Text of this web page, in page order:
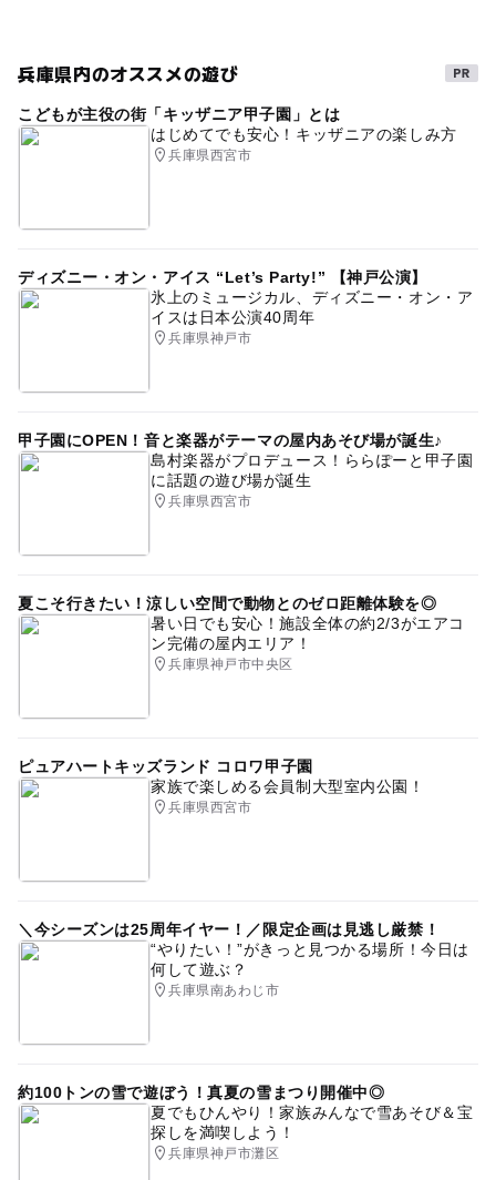
兵庫県内のオススメの遊び
こどもが主役の街「キッザニア甲子園」とは
はじめてでも安心！キッザニアの楽しみ方
兵庫県西宮市
ディズニー・オン・アイス “Let’s Party!” 【神戸公演】
氷上のミュージカル、ディズニー・オン・ア
イスは日本公演40周年
兵庫県神戸市
甲子園にOPEN！音と楽器がテーマの屋内あそび場が誕生♪
島村楽器がプロデュース！ららぽーと甲子園
に話題の遊び場が誕生
兵庫県西宮市
夏こそ行きたい！涼しい空間で動物とのゼロ距離体験を◎
暑い日でも安心！施設全体の約2/3がエアコ
ン完備の屋内エリア！
兵庫県神戸市中央区
ピュアハートキッズランド コロワ甲子園
家族で楽しめる会員制大型室内公園！
兵庫県西宮市
＼今シーズンは25周年イヤー！／限定企画は見逃し厳禁！
“やりたい！”がきっと見つかる場所！今日は
何して遊ぶ？
兵庫県南あわじ市
約100トンの雪で遊ぼう！真夏の雪まつり開催中◎
夏でもひんやり！家族みんなで雪あそび＆宝
探しを満喫しよう！
兵庫県神戸市灘区